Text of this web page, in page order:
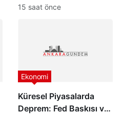
Formül: Ak Parti Meclis
15 saat önce
Küresel Piyasalarda
Deprem: Fed Baskısı ve
Ekonomi